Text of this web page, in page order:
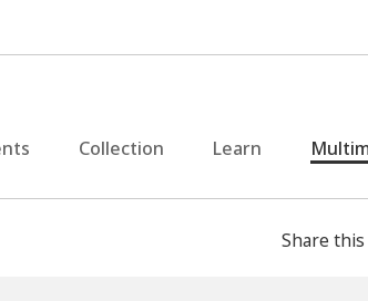
Collection Learn
Share this